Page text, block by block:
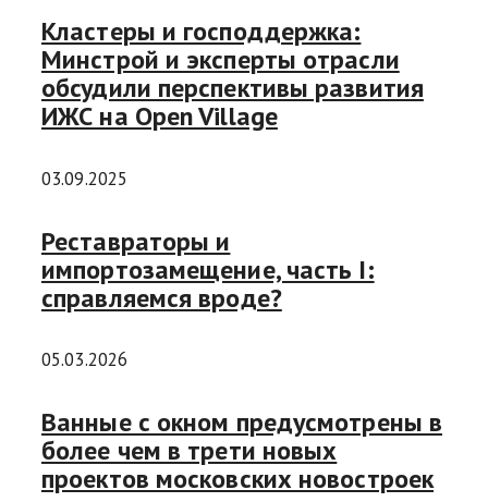
Кластеры и господдержка:
Минстрой и эксперты отрасли
обсудили перспективы развития
ИЖС на Open Village
03.09.2025
Реставраторы и
импортозамещение, часть I:
справляемся вроде?
05.03.2026
Ванные с окном предусмотрены в
более чем в трети новых
проектов московских новостроек